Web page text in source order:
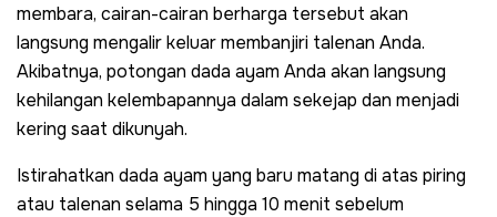
membara, cairan-cairan berharga tersebut akan
langsung mengalir keluar membanjiri talenan Anda.
Akibatnya, potongan dada ayam Anda akan langsung
kehilangan kelembapannya dalam sekejap dan menjadi
kering saat dikunyah.
Istirahatkan dada ayam yang baru matang di atas piring
atau talenan selama 5 hingga 10 menit sebelum